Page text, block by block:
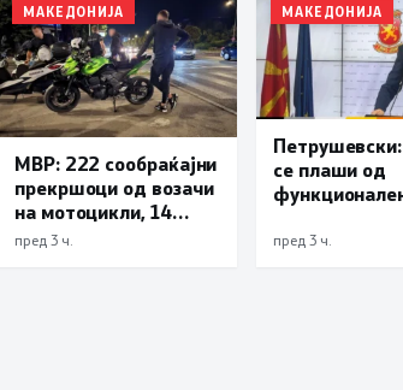
МАКЕДОНИЈА
МВР: 222 сообраќајни
прекршоци од возачи
на мотоцикли, 14
лишени поради
пред 3 ч.
МАКЕДОНИЈА
се плаши од
град“ е доказ
пред 3 ч.